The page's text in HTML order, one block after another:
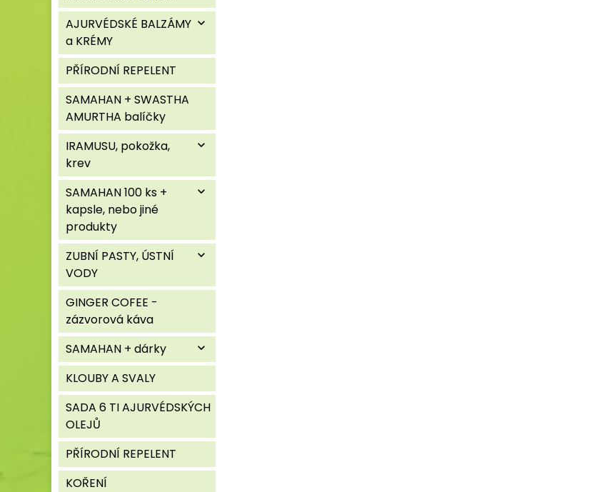
AJURVÉDSKÉ BALZÁMY
a KRÉMY
expand_more
PŘÍRODNÍ REPELENT
SAMAHAN + SWASTHA
AMURTHA balíčky
IRAMUSU, pokožka,
krev
expand_more
SAMAHAN 100 ks +
kapsle, nebo jiné
produkty
expand_more
ZUBNÍ PASTY, ÚSTNÍ
VODY
expand_more
GINGER COFEE -
zázvorová káva
SAMAHAN + dárky
expand_more
KLOUBY A SVALY
SADA 6 TI AJURVÉDSKÝCH
OLEJŮ
PŘÍRODNÍ REPELENT
KOŘENÍ